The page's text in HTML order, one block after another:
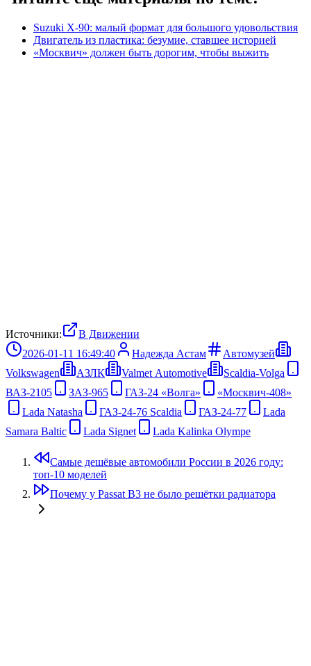
Suzuki X-90: малый формат для большого удовольствия
Двигатель из пластика: безумие, ставшее историей
«Москвич» должен быть дорогим, чтобы выжить
Источники:
В Движении
2026-01-11 16:49:40
Надежда Астам
Автомузей
Volkswagen
АЗЛК Valmet Automotive
Scaldia-Volga
ВАЗ-2105
ЗАЗ-965 ГАЗ-24 «Волга»
«Москвич-408»
Lada Natasha
ГАЗ-24-76 Scaldia ГАЗ-24-77
Lada
Samara Baltic
Lada Signet Lada Kalinka Olympe
Самые дешёвые автомобили России в 2026 году:
топ‑10 моделей
Почему у Passat B3 не было решётки радиатора